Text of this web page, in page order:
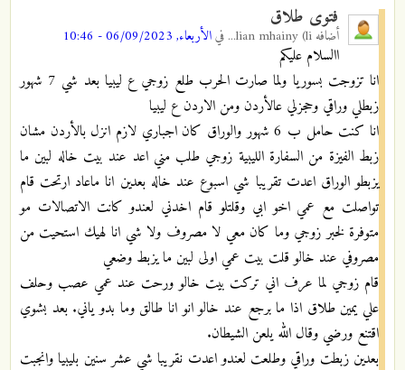
فتوى طلاق
أضافه lian mhainy (li... فيالأربعاء, 06/09/2023 - 10:46
االسلام عليكم
انا تزوجت بسوريا ولما صارت الحرب طلع زوجي ع ليبيا بعد شي 7 شهور
زبطلي وراقي وحجزلي عالأردن ومن الاردن ع ليبيا
انا كنت حامل ب 6 شهور والوراق كان اجباري لازم انزل بالأردن مشان
زبط الفيزة من السفارة الليبية زوجي طلب مني اعد عند بيت خاله لبين ما
يزبطو الوراق اعدت تقريبا شي اسبوع عند خاله بعدين انا ماعاد ارتحت قام
تواصلت مع عمي اخو ابي وقلتلو قام اخدني لعندو كانت الاتصالات مو
متوفرة لخبر زوجي وما كان معي لا مصروف ولا شي انا لهيك استحيت من
مصروفي عند خالو قلت بيت عمي اولى لبين ما يزبط وضعي
قام زوجي لما عرف اني تركت بيت خالو ورحت عند عمي عصب وحلف
علي يمين طلاق اذا ما برجع عند خالو انو انا طالق وما بدو ياني. بعد بشوي
اقتنع ورضي وقال الله يلعن الشيطان.
بعدين زبطت وراقي وطلعت لعندو اعدت نقريبا شي عشر سنين بليبيا وانجبت